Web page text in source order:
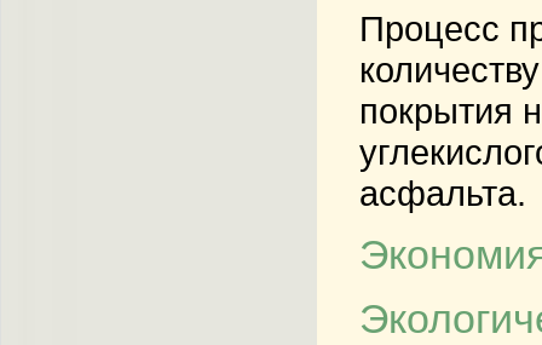
Процесс
покрытия
асфальта.